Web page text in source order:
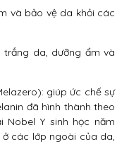
và bảo vệ da khỏi các
da, dưỡng ẩm và
giúp ức chế sự
đã hình thành theo
Y sinh học năm
ở các lớp ngoài của da,